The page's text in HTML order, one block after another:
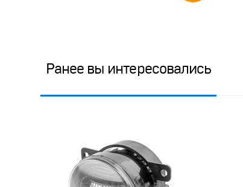
Ранее вы интересовались